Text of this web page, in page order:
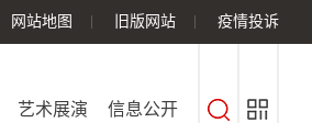
网站地图 旧版网站 疫情投诉
艺术展演 信息公开